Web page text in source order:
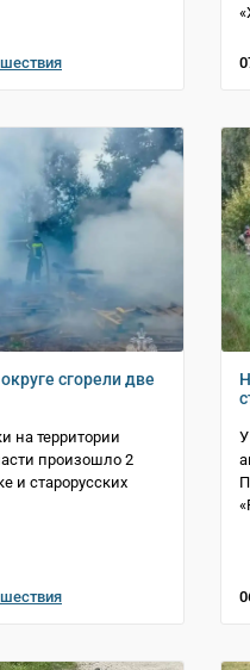
сгорели две
на территории
произошло 2
и старорусских